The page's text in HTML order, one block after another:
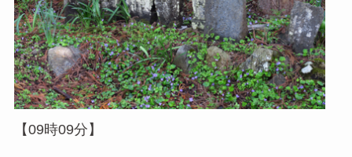
【09時09分】